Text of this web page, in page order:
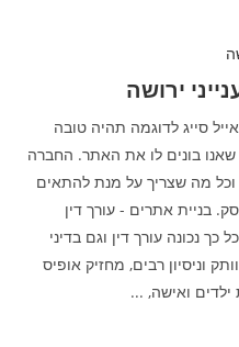
ירושה
אייל סייג לדוגמה תהיה טובה
בונים לו את האתר. החברה
מה שצריך על מנת להתאים
בניית אתרים - עורך דין
נכונה עורך דין וגם בדיני
וניסיון רבים, מחזיק אופיס
ילדים ואישה, ...